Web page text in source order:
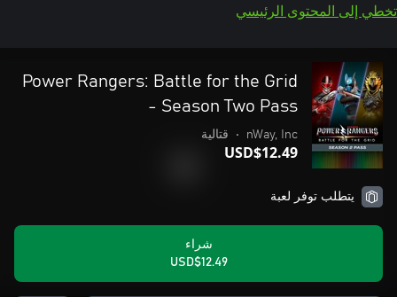
تخطي إلى المحتوى الرئيسي
Power Rangers: Battle for the Grid
- Season Two Pass
nWay, Inc
• قتالية
USD$12.49
يتطلب توفر لعبة
شراء
USD$12.49